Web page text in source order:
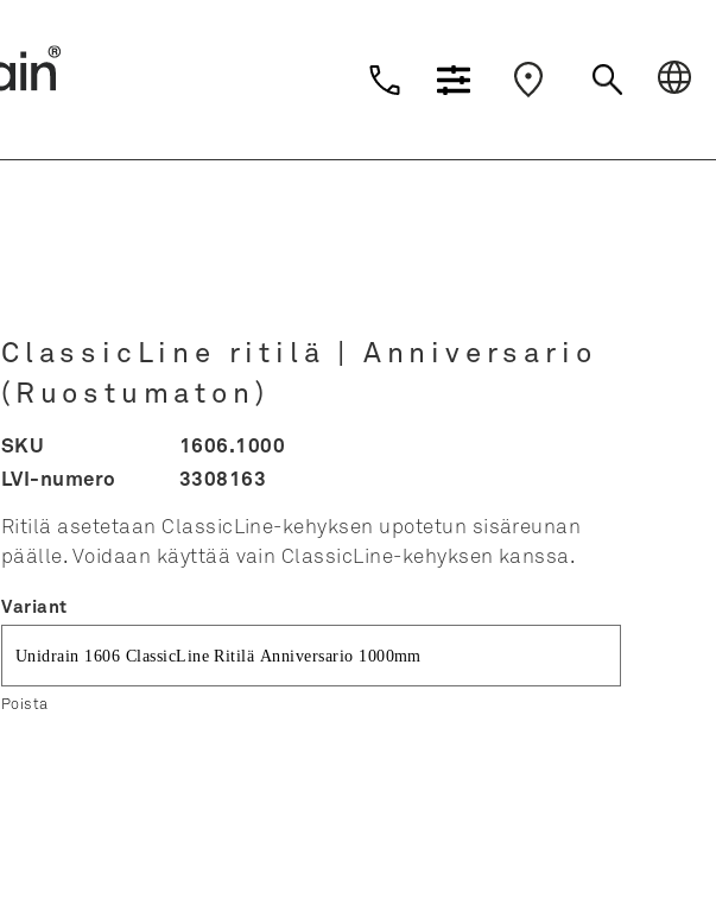
Suomi
Nederlands
ClassicLine ritilä | Anniversario
(Ruostumaton)
SKU
1606.1000
LVI-numero
3308163
Ritilä asetetaan ClassicLine-kehyksen upotetun sisäreunan
päälle. Voidaan käyttää vain ClassicLine-kehyksen kanssa.
Variant
Poista